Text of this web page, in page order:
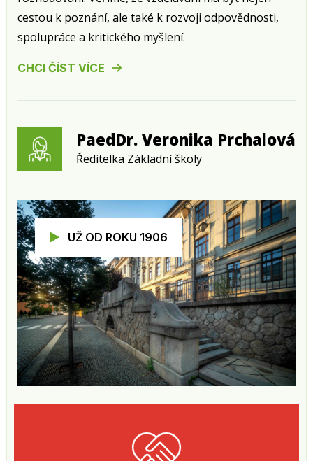
cestou k poznání, ale také k rozvoji odpovědnosti,
spolupráce a kritického myšlení.
CHCI ČÍST VÍCE
PaedDr. Veronika Prchalová
Ředitelka Základní školy
UŽ OD ROKU 1906